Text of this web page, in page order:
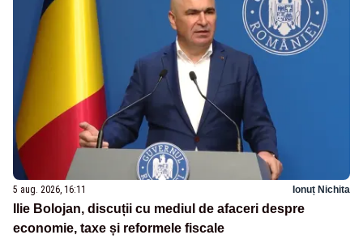
5 aug. 2026, 16:11 Ionuț Nichita
Ilie Bolojan, discuții cu mediul de afaceri despre
economie, taxe și reformele fiscale